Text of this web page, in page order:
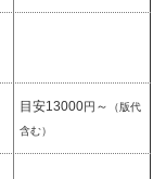
目安13000円 ～
（版代
含む）